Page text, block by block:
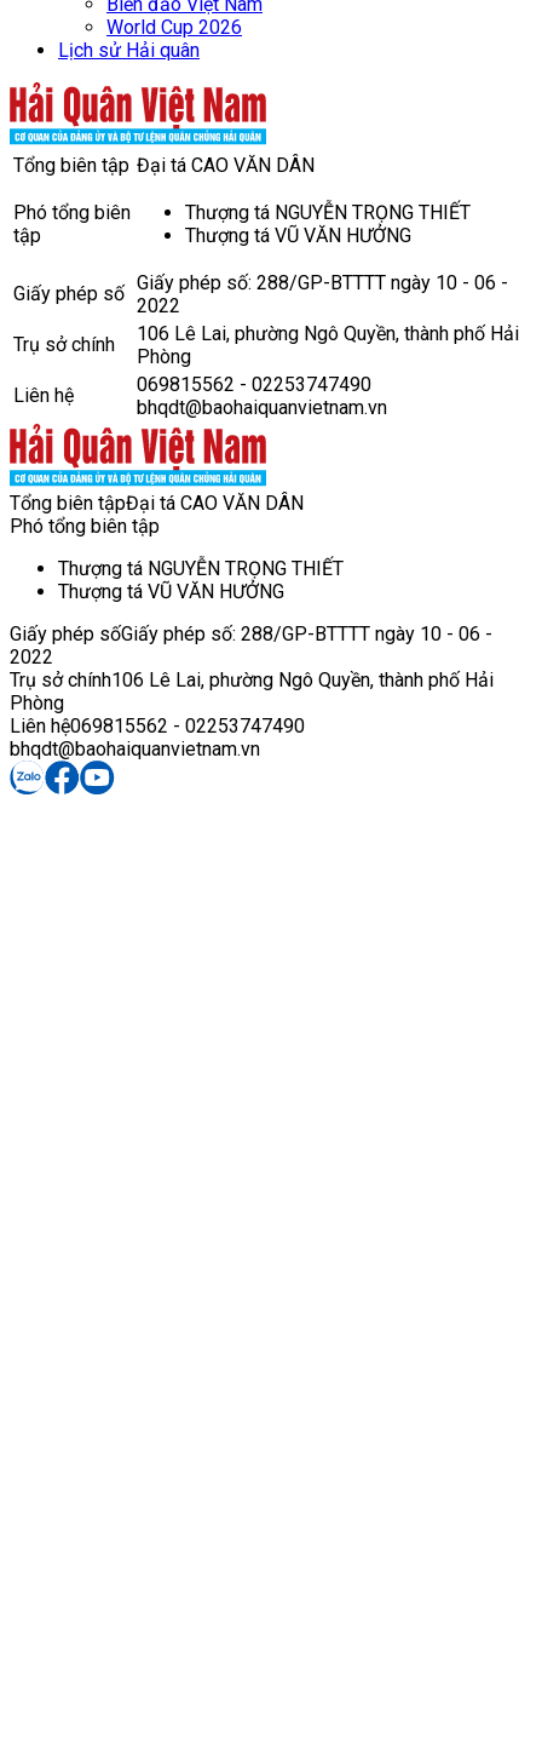
World Cup 2026
Lịch sử Hải quân
Tổng biên tập Đại tá CAO VĂN DÂN
Phó tổng biên
tập
Thượng tá NGUYỄN TRỌNG THIẾT
Thượng tá VŨ VĂN HƯỞNG
Giấy phép số Giấy phép số: 288/GP-BTTTT ngày 10 - 06 -
2022
Trụ sở chính
106 Lê Lai, phường Ngô Quyền, thành phố Hải
Phòng
Liên hệ
069815562 - 02253747490
bhqdt@baohaiquanvietnam.vn
Tổng biên tậpĐại tá CAO VĂN DÂN
Phó tổng biên tập
Thượng tá NGUYỄN TRỌNG THIẾT
Thượng tá VŨ VĂN HƯỞNG
Giấy phép sốGiấy phép số: 288/GP-BTTTT ngày 10 - 06 -
2022
Trụ sở chính106 Lê Lai, phường Ngô Quyền, thành phố Hải
Phòng
Liên hệ069815562 - 02253747490
bhqdt@baohaiquanvietnam.vn